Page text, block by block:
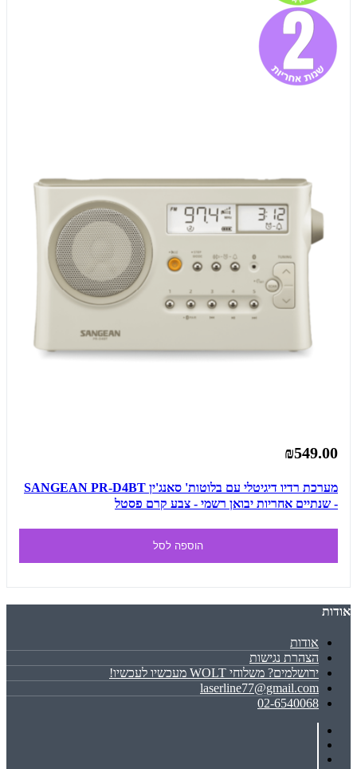
₪549.00
מערכת רדיו דיגיטלי עם בלוטות' סאנג'ין SANGEAN PR-D4BT
- שנתיים אחריות יבואן רשמי - צבע קרם פסטל
הוספה לסל
אודות
אודות
הצהרת נגישות
ירושלמים? משלוחי WOLT מעכשיו לעכשיו!
laserline77@gmail.com
02-6540068